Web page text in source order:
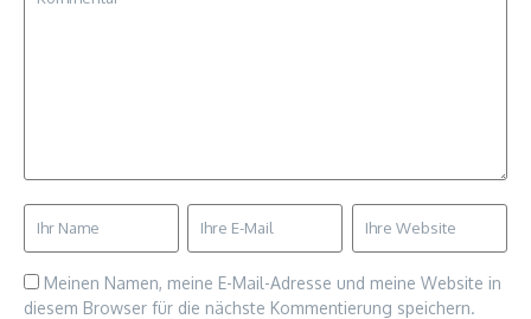
Meinen Namen, meine E-Mail-Adresse und meine Website in
diesem Browser für die nächste Kommentierung speichern.